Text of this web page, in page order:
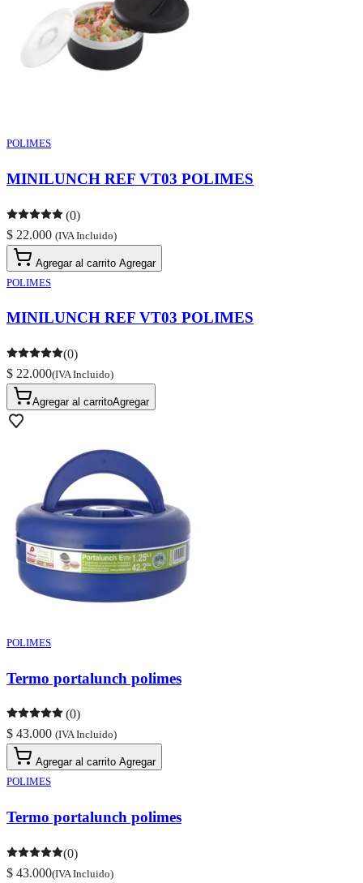
POLIMES
MINILUNCH REF VT03 POLIMES
(0)
$ 22.000 (IVA Incluido)
Agregar al carrito Agregar
POLIMES
MINILUNCH REF VT03 POLIMES
(0)
$ 22.000(IVA Incluido)
Agregar al carritoAgregar
POLIMES
Termo portalunch polimes
(0)
$ 43.000 (IVA Incluido)
Agregar al carrito Agregar
POLIMES
Termo portalunch polimes
(0)
$ 43.000(IVA Incluido)